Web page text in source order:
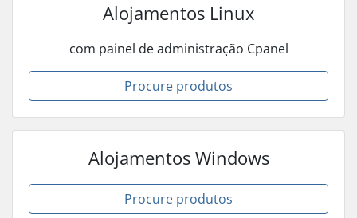
Alojamentos Linux
com painel de administração Cpanel
Procure produtos
Alojamentos Windows
Procure produtos